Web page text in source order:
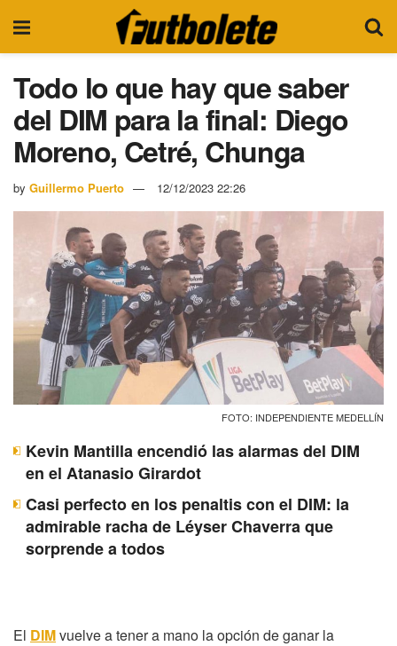
Todo lo que hay que saber
del DIM para la final: Diego
Moreno, Cetré, Chunga
by Guillermo Puerto 12/12/2023 22:26
FOTO: INDEPENDIENTE MEDELLÍN
Kevin Mantilla encendió las alarmas del DIM
en el Atanasio Girardot
Casi perfecto en los penaltis con el DIM: la
admirable racha de Léyser Chaverra que
sorprende a todos
El DIMvuelve a tener a mano la opción de ganar la